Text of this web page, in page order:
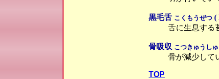
黒毛舌 こくもうぜつ (
舌に生息する
骨吸収 こつきゅうし
骨が減少して
TOP